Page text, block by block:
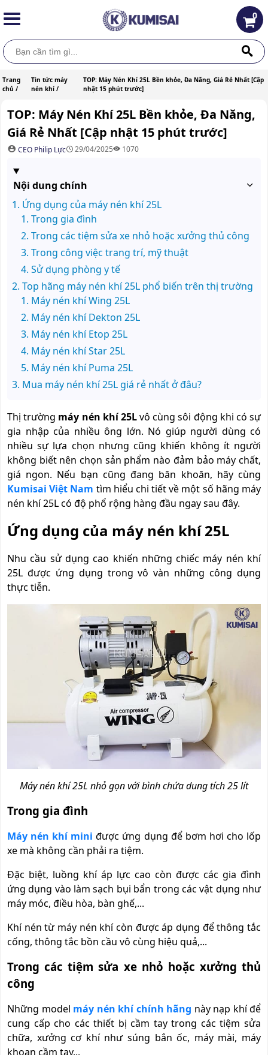
0
Trang
chủ /
Tin tức máy
nén khí /
TOP: Máy Nén Khí 25L Bền khỏe, Đa Năng, Giá Rẻ Nhất [Cập
nhật 15 phút trước]
TOP: Máy Nén Khí 25L Bền khỏe, Đa Năng,
Giá Rẻ Nhất [Cập nhật 15 phút trước]
CEO Philip Lực 29/04/2025 1070
Nội dung chính
Ứng dụng của máy nén khí 25L
Trong gia đình
Trong các tiệm sửa xe nhỏ hoặc xưởng thủ công
Trong công việc trang trí, mỹ thuật
Sử dụng phòng y tế
Top hãng máy nén khí 25L phổ biến trên thị trường
Máy nén khí Wing 25L
Máy nén khí Dekton 25L
Máy nén khí Etop 25L
Máy nén khí Star 25L
Máy nén khí Puma 25L
Mua máy nén khí 25L giá rẻ nhất ở đâu?
Thị trường máy nén khí 25Lvô cùng sôi động khi có sự
gia nhập của nhiều ông lớn. Nó giúp người dùng có
nhiều sự lựa chọn nhưng cũng khiến không ít người
không biết nên chọn sản phẩm nào đảm bảo máy chất,
giá ngon. Nếu bạn cũng đang băn khoăn, hãy cùng
Kumisai Việt Nam tìm hiểu chi tiết về một số hãng máy
nén khí 25L có độ phổ rộng hàng đầu ngay sau đây.
Ứng dụng của máy nén khí 25L
Nhu cầu sử dụng cao khiến những chiếc máy nén khí
25L được ứng dụng trong vô vàn những công dụng
thực tiễn.
Máy nén khí 25L nhỏ gọn với bình chứa dung tích 25 lít
Trong gia đình
Máy nén khí mini được ứng dụng để bơm hơi cho lốp
xe mà không cần phải ra tiệm.
Đặc biệt, luồng khí áp lực cao còn được các gia đình
ứng dụng vào làm sạch bụi bẩn trong các vật dụng như
máy móc, điều hòa, bàn ghế,...
Khí nén từ máy nén khí còn được áp dụng để thông tắc
cống, thông tắc bồn cầu vô cùng hiệu quả,...
Trong các tiệm sửa xe nhỏ hoặc xưởng thủ
công
Những model máy nén khí chính hãng này nạp khí để
cung cấp cho các thiết bị cầm tay trong các tiệm sửa
chữa, xưởng cơ khí như súng bắn ốc, máy mài, máy
khoan cầm tay...